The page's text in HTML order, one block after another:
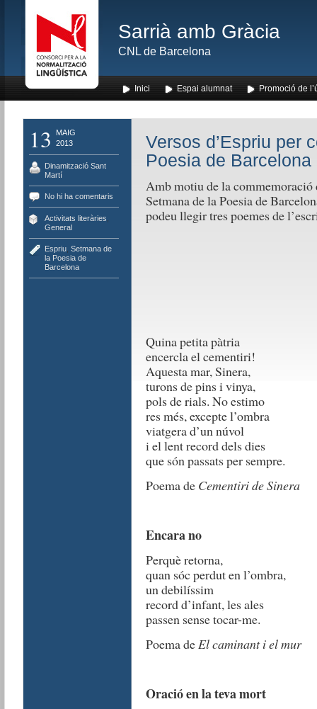
Sarrià amb Gràcia
CNL de Barcelona
Inici Espai alumnat Promoció de
13
MAIG
2013
Dinamització Sant
Martí
No hi ha comentaris
Activitats literàries
General
Espriu, Setmana de
la Poesia de
Barcelona
Versos d’Espriu per
Poesia de Barcelona
Amb motiu de la commemoració
Setmana de la Poesia de
podeu llegir tres poemes de
Quina petita pàtria
encercla el cementiri!
Aquesta mar, Sinera,
turons de pins i vinya,
pols de rials. No estimo
res més, excepte l’ombra
viatgera d’un núvol
i el lent record dels dies
que són passats per sempre.
Poema de Cementiri de Sinera
Encara no
Perquè retorna,
quan sóc perdut en l’ombra,
un debilíssim
record d’infant, les ales
passen sense tocar-me.
Poema deEl caminant i el mur
Oració en la teva mort